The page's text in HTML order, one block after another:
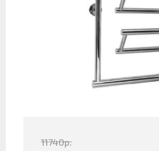
11740р.